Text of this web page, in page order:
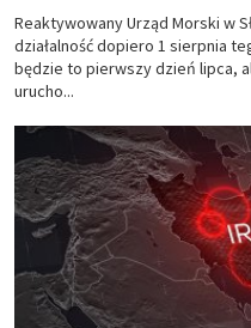
Reaktywowany Urząd Morski w
działalność dopiero 1 sierpnia
będzie to pierwszy dzień lipca,
urucho...